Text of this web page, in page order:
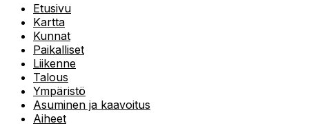
Etusivu
Kartta
Kunnat
Paikalliset
Liikenne
Talous
Ympäristö
Asuminen ja kaavoitus
Aiheet